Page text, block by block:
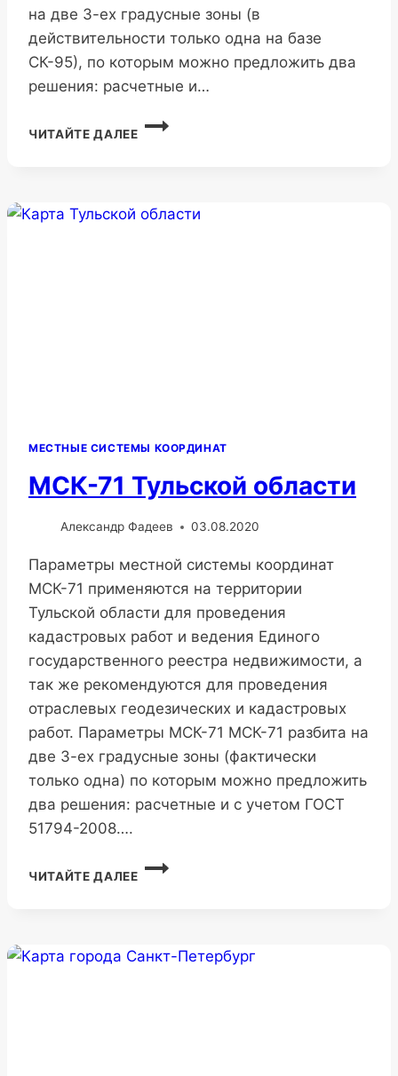
на две 3-ех градусные зоны (в
действительности только одна на базе
СК-95), по которым можно предложить два
решения: расчетные и…
ЧИТАЙТЕ ДАЛЕЕ
МСК-33
ВЛАДИМИРСКОЙ
МЕСТНЫЕ СИСТЕМЫ КООРДИНАТ
МСК-71 Тульской области
Александр Фадеев 03.08.2020
Параметры местной системы координат
МСК-71 применяются на территории
Тульской области для проведения
кадастровых работ и ведения Единого
государственного реестра недвижимости, а
так же рекомендуются для проведения
отраслевых геодезических и кадастровых
работ. Параметры МСК-71 МСК-71 разбита на
две 3-ех градусные зоны (фактически
только одна) по которым можно предложить
два решения: расчетные и с учетом ГОСТ
51794-2008….
ЧИТАЙТЕ ДАЛЕЕ
МСК-71
ТУЛЬСКОЙ